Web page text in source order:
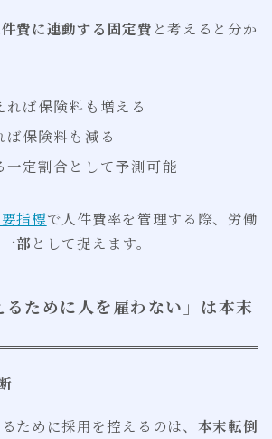
件費に連動する固定費 と考えると分か
れば保険料も増える
ば保険料も減る
一定割合として予測可能
指標で人件費率を管理する際、労働
部 として捉えます。
るために人を雇わない」は本末
ために採用を控えるのは、 本末転倒